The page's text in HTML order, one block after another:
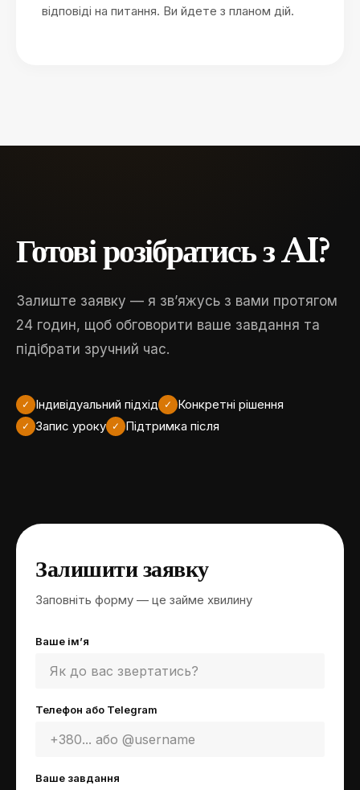
відповіді на питання. Ви йдете з планом дій.
Готові розібратись з AI?
Залиште заявку — я зв’яжусь з вами протягом
24 годин, щоб обговорити ваше завдання та
підібрати зручний час.
✓ Індивідуальний підхід ✓ Конкретні рішення
✓ Запис уроку ✓ Підтримка після
Залишити заявку
Заповніть форму — це займе хвилину
Ваше ім’я
Телефон або Telegram
Ваше завдання